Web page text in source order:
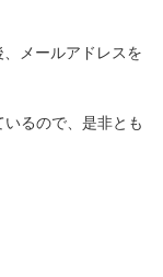
メールアドレスを
るので、是非とも